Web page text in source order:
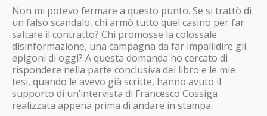
Non mi potevo fermare a questo punto. Se si trattò di
un falso scandalo, chi armò tutto quel casino per far
saltare il contratto? Chi promosse la colossale
disinformazione, una campagna da far impallidire gli
epigoni di oggi? A questa domanda ho cercato di
rispondere nella parte conclusiva del libro e le mie
tesi, quando le avevo già scritte, hanno avuto il
supporto di un’intervista di Francesco Cossiga
realizzata appena prima di andare in stampa.